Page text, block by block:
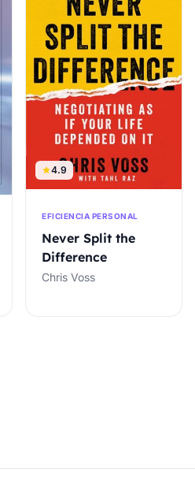
4.9
EFICIENCIA PERSONAL
Never Split the
Difference
Chris Voss